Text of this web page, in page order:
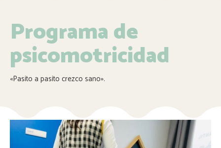
Programa de
psicomotricidad
«Pasito a pasito crezco sano».